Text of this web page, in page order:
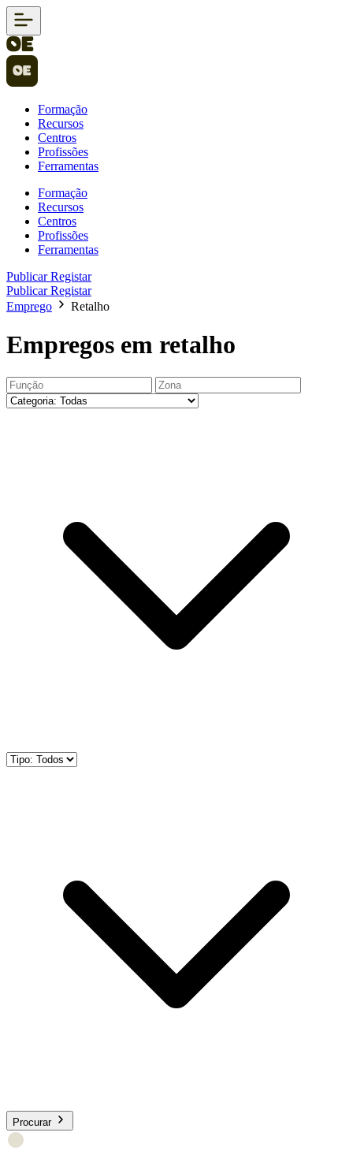
Formação
Recursos
Centros
Profissões
Ferramentas
Formação
Recursos
Centros
Profissões
Ferramentas
PublicarRegistar
PublicarRegistar
Emprego
Retalho
Empregos em retalho
Procurar